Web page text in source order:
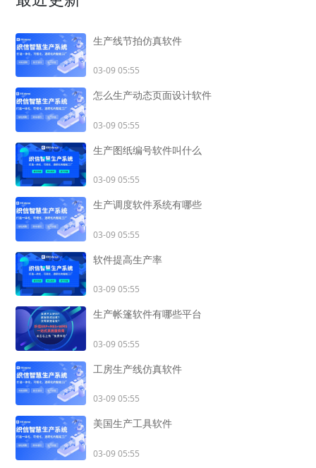
生产线节拍仿真软件
03-09 05:55
怎么生产动态页面设计软件
03-09 05:55
生产图纸编号软件叫什么
03-09 05:55
生产调度软件系统有哪些
03-09 05:55
软件提高生产率
03-09 05:55
生产帐篷软件有哪些平台
03-09 05:55
工房生产线仿真软件
03-09 05:55
美国生产工具软件
03-09 05:55